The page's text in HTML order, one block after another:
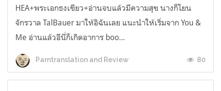
HEA+พระเอกธงเขียว+อ่านจบแล้วมีความสุข นางก็โยน
จักรวาล TalBauer มาให้อิฉันเลย แนะนำให้เริ่มจาก You &
Me อ่านแล้วอีนี่ก็เกิดอาการ boo...
Parntranslation and Review 80